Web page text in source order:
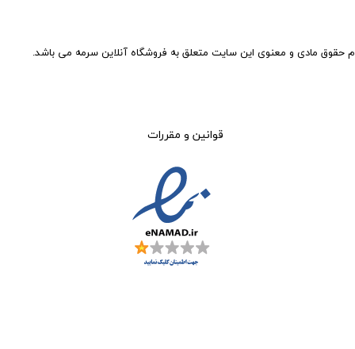
حقوق مادی و معنوی این سایت متعلق به فروشگاه آنلاین سرمه می باشد.
قوانین و مقررات